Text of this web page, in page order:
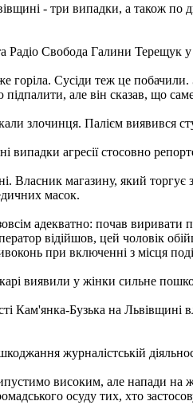
- три випадки, а також по
Свобода Галини Терещук у
Сусіди теж це побачили.
але він сказав, що
злочинця. Палієм виявився
випадки агресії стосовно
магазину, який торгує
масок.
адекватно: почав
відійшов, цей чоловік
при включенні з місця
виявили у жінки сильне
Кам'янка-Бузька на
журналістській
високим, але напади
осуду тих, хто